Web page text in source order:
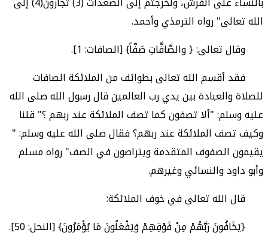
الله تعالى" رواه الترمذي وأحمد.
وقال تعالى: { والصَّافَّاتِ صَفّاً} [الصافات: 1].
فقد أقسم الله تعالى بطوائف من الملائكة الصافات
للصلاة والعبادة بين يدي رب العالمين قال رسول الله صلى الله
عليه وسلم: "ألا تصفون كما تصف الملائكة عند ربهم ؟" قلنا
وكيف تصف الملائكة عند ربهم؟ فقال صلى الله عليه وسلم: "
يقيمون الصفوف المتقدمة ويتراصون في الصف" رواه مسلم
وأبو داود والنسائي وغيرهم.
قال الله تعالى في خوف الملائكة:
{يَخَافُونَ رَبَّهُمْ مِنْ فَوْقِهِمْ وَيَفْعَلُونَ مَا يُؤْمَرُونَ} [النحل: 50].